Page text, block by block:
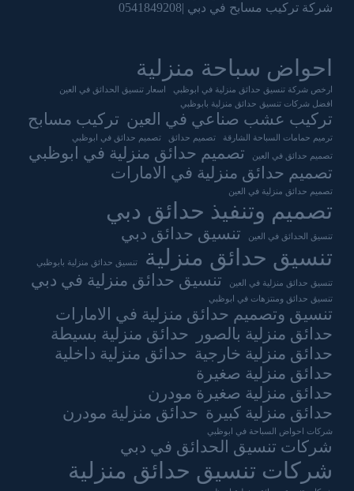
شركة تركيب مسابح في دبي |0541849208
احواض سباحة منزلية
ارخص شركة تنسيق حدائق منزلية في ابوظبي
اسعار تنسيق الحدائق في العين
افضل شركات تنسيق حدائق منزلية بابوظبي
تركيب عشب صناعي في العين تركيب مسابح
ترميم حمامات السباحة الشارقة تصميم حدائق تصميم حدائق في ابوظبي
تصميم حدائق في العين
تصميم حدائق منزلية في ابوظبي
تصميم حدائق منزلية في الامارات
تصميم حدائق منزلية في العين
تصميم وتنفيذ حدائق دبي
تنسيق الحدائق في العين تنسيق حدائق دبي
تنسيق حدائق منزلية تنسيق حدائق منزلية بابوظبي
تنسيق حدائق منزلية في العين تنسيق حدائق منزلية في دبي
تنسيق حدائق ومنتزهات في ابوظبي
تنسيق وتصميم حدائق منزلية في الامارات
حدائق منزلية بالصور
حدائق منزلية بسيطة
حدائق منزلية خارجية حدائق منزلية داخلية
حدائق منزلية صغيرة
حدائق منزلية صغيرة مودرن
حدائق منزلية كبيرة حدائق منزلية مودرن
شركات احواض السباحة في ابوظبي
شركات تنسيق الحدائق في دبي
شركات تنسيق حدائق منزلية